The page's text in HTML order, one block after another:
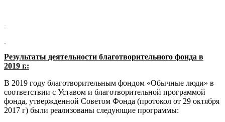
Результаты деятельности благотворительного фонда в
2019 г.:
В 2019 году благотворительным фондом «Обычные люди» в
соответствии с Уставом и благотворительной программой
фонда, утвержденной Советом Фонда (протокол от 29 октября
2017 г) были реализованы следующие программы: